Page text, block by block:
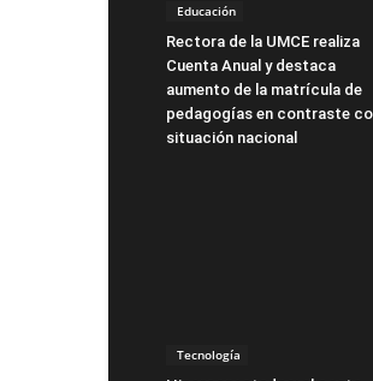
Educación
Rectora de la UMCE realiza
Cuenta Anual y destaca
aumento de la matrícula de
pedagogías en contraste
situación nacional
Tecnología